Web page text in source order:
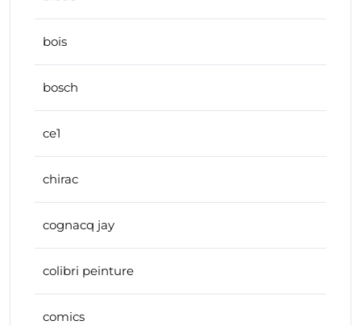
bois
bosch
ce1
chirac
cognacq jay
colibri peinture
comics